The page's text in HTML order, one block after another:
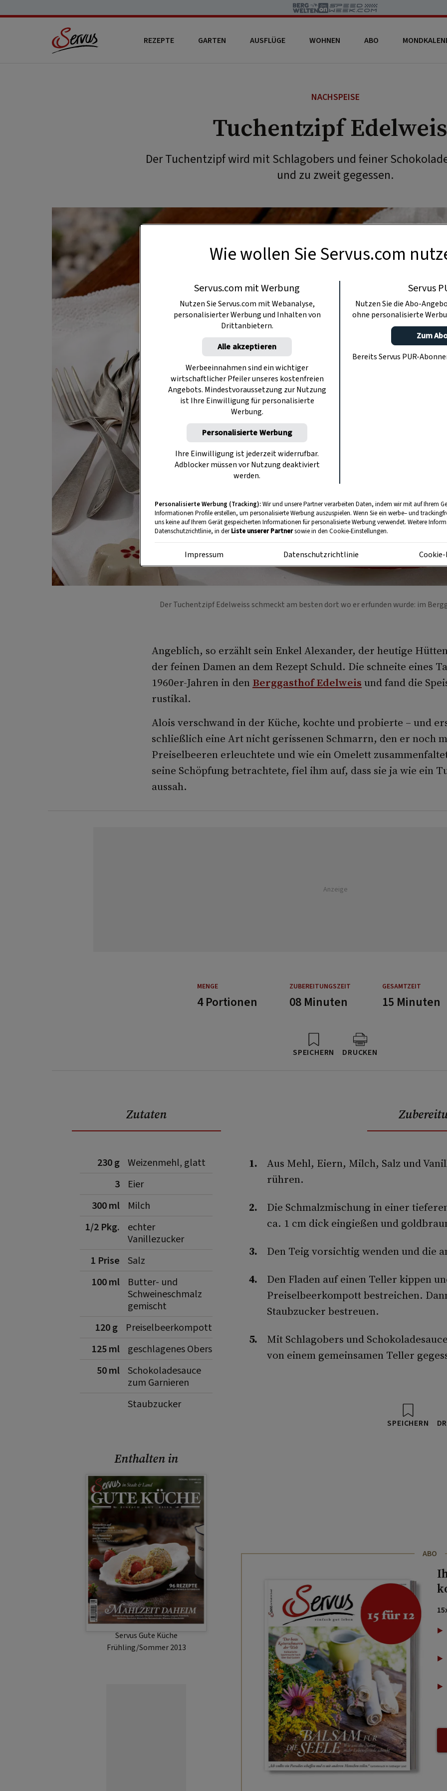
REZEPTE GARTEN AUSFLÜGE WOHNEN ABO
NACHSPEISE
Tuchentzipf
Der Tuchentzipf wird mit Schlagobers und feiner
und zu zweit gegessen.
Der Tuchentzipf Edelweiss schmeckt am besten dort wo er erfunden wurde: im
Angeblich, so erzählt sein Enkel Alexander, der heutige
der feinen Damen an dem Rezept Schuld. Die schneite eines
1960er-Jahren in den Berggasthof Edelweis und fand die
rustikal.
Alois verschwand in der Küche, kochte und probierte – und
schließlich eine Art nicht gerissenen Schmarrn, den er noch
Preiselbeeren erleuchtete und wie ein Omelett
seine Schöpfung betrachtete, fiel ihm auf, dass sie ja wie ein
aussah.
Anzeige
MENGE ZUBEREITUNGSZEIT GESAMTZEIT
4 Portionen 08 Minuten 15 Minuten
SPEICHERN DRUCKEN
Zutaten
230 g Weizenmehl, glatt
3
Eier
300 ml
Milch
1/2 Pkg.
echter
Vanillezucker
1 Prise
Salz
100 ml
Butter- und
Schweineschmalz
gemischt
120 g
Preiselbeerkompott
125 ml
geschlagenes Obers
50 ml Schokoladesauce
zum Garnieren
Staubzucker
Enthalten in
Servus Gute Küche
Frühling/Sommer 2013
Aus Mehl, Eiern, Milch, Salz und
rühren.
Die Schmalzmischung in einer
ca. 1 cm dick eingießen und
Den Teig vorsichtig wenden und die
Den Fladen auf einen Teller kippen
Preiselbeerkompott bestreichen.
Staubzucker bestreuen.
Mit Schlagobers und
von einem gemeinsamen Teller
SPEICHERN
ABO
Wie wollen Sie Servus.com
Servus.com mit Werbung
Nutzen Sie Servus.com mit Webanalyse,
personalisierter Werbung und Inhalten von
Drittanbietern.
Alle akzeptieren
Werbeeinnahmen sind ein wichtiger
wirtschaftlicher Pfeiler unseres kostenfreien
Angebots. Mindestvoraussetzung zur Nutzung
ist Ihre Einwilligung für personalisierte
Werbung.
Personalisierte Werbung
Ihre Einwilligung ist jederzeit widerrufbar.
Adblocker müssen vor Nutzung deaktiviert
werden.
Servus
Nutzen Sie die Abo-
ohne personalisierte
Zum
Bereits Servus PUR-
Personalisierte Werbung (Tracking):Wir und unsere Partner verarbeiten Daten, indem wir mit auf Ihrem
Informationen Profile erstellen, um personalisierte Werbung auszuspielen. Wenn Sie ein werbe– und
uns keine auf Ihrem Gerät gespeicherten Informationen für personalisierte Werbung verwendet. Weitere
Datenschutzrichtlinie, in derListe unserer Partnersowie in den Cookie-Einstellungen.
Impressum Datenschutzrichtlinie